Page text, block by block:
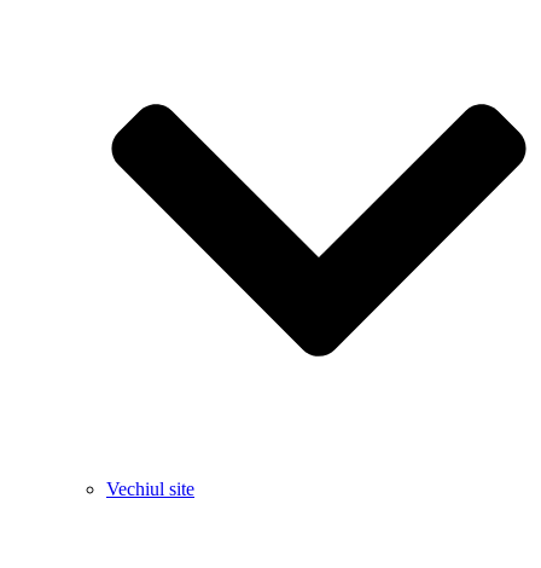
Vechiul site